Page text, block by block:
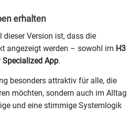
erhalten
dieser Version ist, dass die
angezeigt werden – sowohl im H3
Specialized App.
besonders attraktiv für alle, die
möchten, sondern auch im Alltag
und eine stimmige Systemlogik